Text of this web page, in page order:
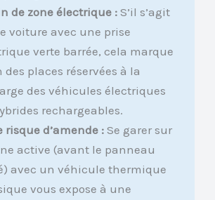
de zone électrique : S’il s’agit
voiture avec une prise
verte barrée, cela marque
des places réservées à la
des véhicules électriques
rechargeables.
risque d’amende : Se garer sur
active (avant le panneau
avec un véhicule thermique
vous expose à une